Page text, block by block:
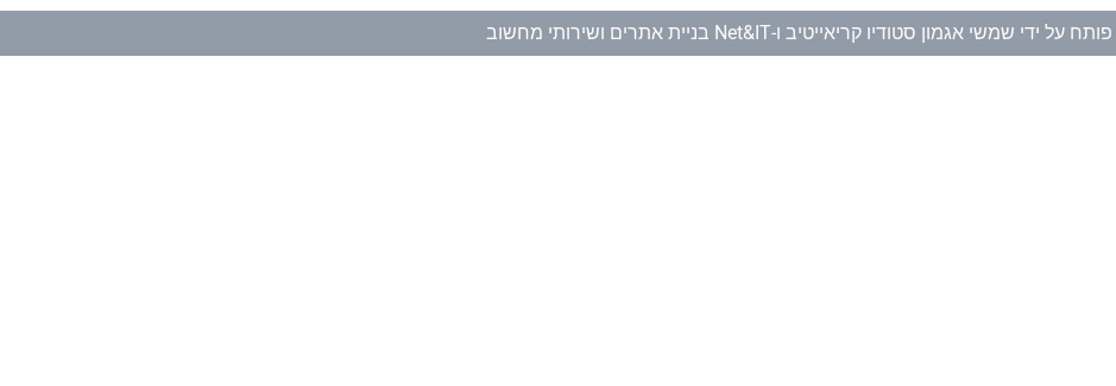
פותח על ידי שמשי אגמון סטודיו קריאייטיב ו-Net&IT בניית אתרים ושירותי מחשוב